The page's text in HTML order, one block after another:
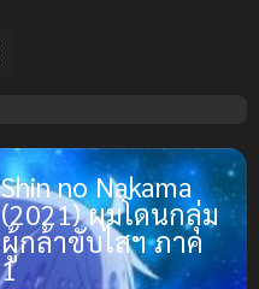
Shin no Nakama
(2021) ผมโดนกลุ่ม
ผู้กล้าขับไสฯ ภาค
1